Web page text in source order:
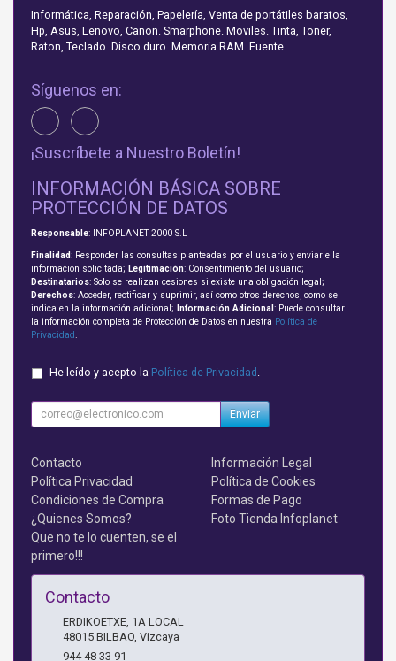
Informática, Reparación, Papelería, Venta de portátiles baratos,
Hp, Asus, Lenovo, Canon. Smarphone. Moviles. Tinta, Toner,
Raton, Teclado. Disco duro. Memoria RAM. Fuente.
Síguenos en:
¡Suscríbete a Nuestro Boletín!
INFORMACIÓN BÁSICA SOBRE
PROTECCIÓN DE DATOS
Responsable: INFOPLANET 2000 S.L
Finalidad: Responder las consultas planteadas por el usuario y enviarle la
información solicitada; Legitimación: Consentimiento del usuario;
Destinatarios: Solo se realizan cesiones si existe una obligación legal;
Derechos: Acceder, rectificar y suprimir, así como otros derechos, como se
indica en la información adicional;
Información Adicional : Puede consultar
la información completa de Protección de Datos en nuestra Política de
Privacidad
He leído y acepto la Política de Privacidad
Enviar
Contacto
Información Legal
Política Privacidad
Política de Cookies
Condiciones de Compra
Formas de Pago
¿Quienes Somos?
Foto Tienda Infoplanet
Que no te lo cuenten, se el
primero!!!
Contacto
ERDIKOETXE, 1A LOCAL
48015 BILBAO Vizcaya
944 48 33 91